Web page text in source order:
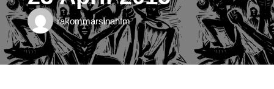
rakommarsinahfm